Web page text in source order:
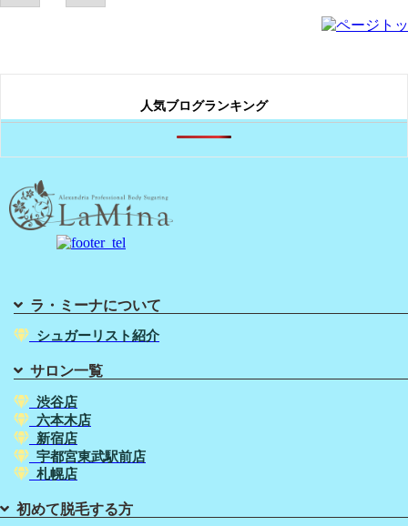
人気ブログランキング
ラ・ミーナについて
シュガーリスト紹介
サロン一覧
渋谷店
六本木店
新宿店
宇都宮東武駅前店
札幌店
初めて脱毛する方